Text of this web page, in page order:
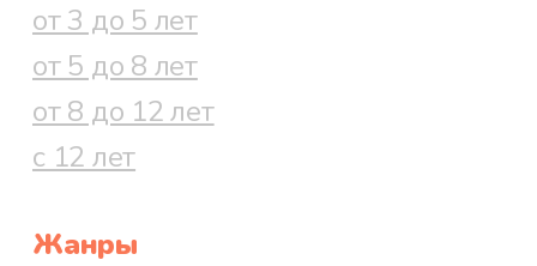
от 3 до 5 лет
от 5 до 8 лет
от 8 до 12 лет
с 12 лет
Жанры